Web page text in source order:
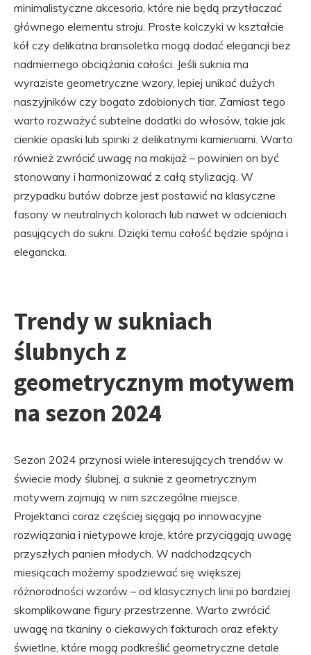
minimalistyczne akcesoria, które nie będą przytłaczać
głównego elementu stroju. Proste kolczyki w kształcie
kół czy delikatna bransoletka mogą dodać elegancji bez
nadmiernego obciążania całości. Jeśli suknia ma
wyraziste geometryczne wzory, lepiej unikać dużych
naszyjników czy bogato zdobionych tiar. Zamiast tego
warto rozważyć subtelne dodatki do włosów, takie jak
cienkie opaski lub spinki z delikatnymi kamieniami. Warto
również zwrócić uwagę na makijaż – powinien on być
stonowany i harmonizować z całą stylizacją. W
przypadku butów dobrze jest postawić na klasyczne
fasony w neutralnych kolorach lub nawet w odcieniach
pasujących do sukni. Dzięki temu całość będzie spójna i
elegancka.
Trendy w sukniach
ślubnych z
geometrycznym motywem
na sezon 2024
Sezon 2024 przynosi wiele interesujących trendów w
świecie mody ślubnej, a suknie z geometrycznym
motywem zajmują w nim szczególne miejsce.
Projektanci coraz częściej sięgają po innowacyjne
rozwiązania i nietypowe kroje, które przyciągają uwagę
przyszłych panien młodych. W nadchodzących
miesiącach możemy spodziewać się większej
różnorodności wzorów – od klasycznych linii po bardziej
skomplikowane figury przestrzenne. Warto zwrócić
uwagę na tkaniny o ciekawych fakturach oraz efekty
świetlne, które mogą podkreślić geometryczne detale